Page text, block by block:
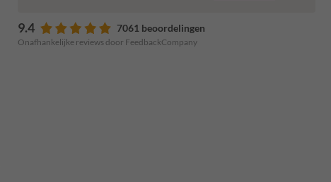
9.4 7061 beoordelingen
Onafhankelijke reviews door FeedbackCompany